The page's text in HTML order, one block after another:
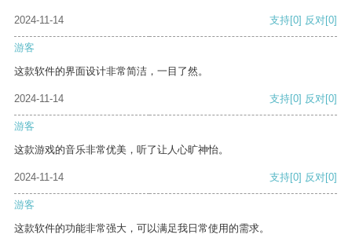
2024-11-14 支持[0] 反对[0]
游客
这款软件的界面设计非常简洁，一目了然。
2024-11-14 支持[0] 反对[0]
游客
这款游戏的音乐非常优美，听了让人心旷神怡。
2024-11-14 支持[0] 反对[0]
游客
这款软件的功能非常强大，可以满足我日常使用的需求。